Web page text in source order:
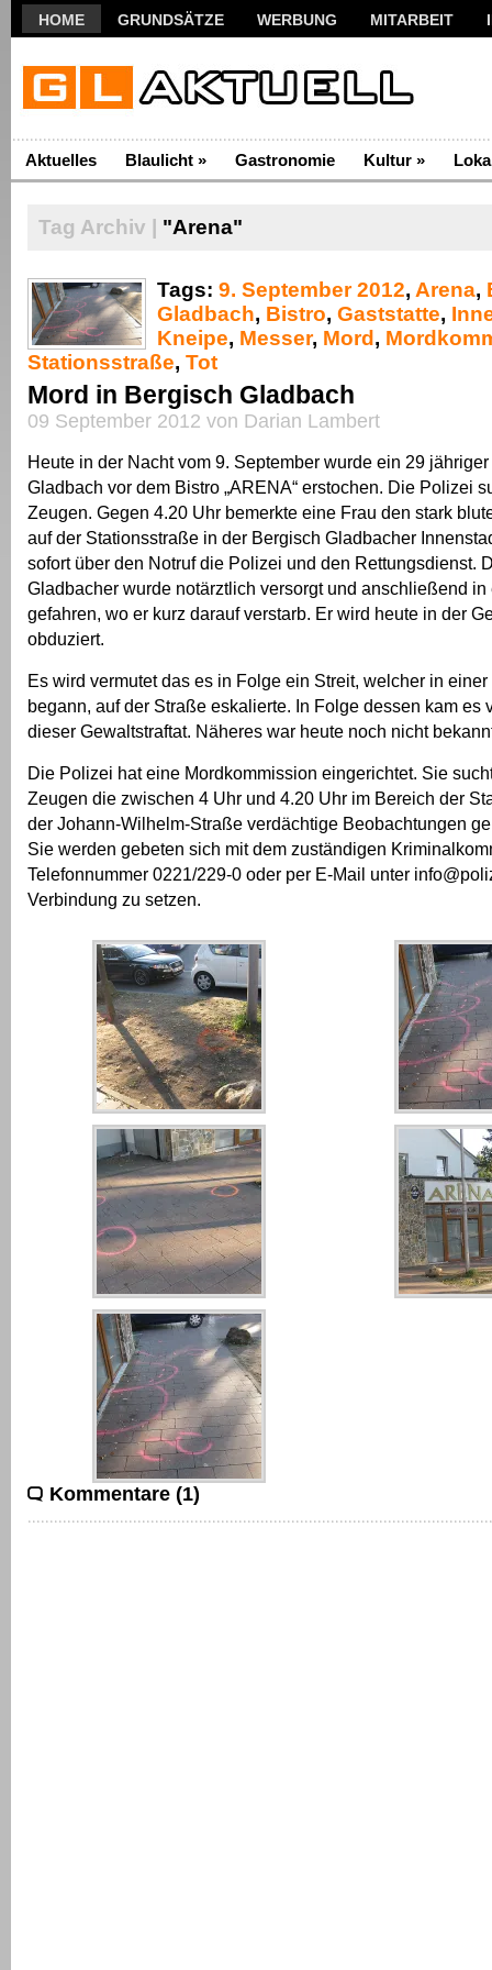
HOME GRUNDSÄTZE WERBUNG MITARBEIT
Aktuelles Blaulicht » Gastronomie Kultur »
Tag Archiv | "Arena"
Tags: 9. September 2012, Arena,
Gladbach, Bistro, Gaststatte,
Kneipe, Messer, Mord ,
Stationsstraße, Tot
Mord in Bergisch Gladbach
09 September 2012 von Darian Lambert
Heute in der Nacht vom 9. September wurde ein 29
Gladbach vor dem Bistro „ARENA“ erstochen. Die Polizei
Zeugen. Gegen 4.20 Uhr bemerkte eine Frau den stark
auf der Stationsstraße in der Bergisch Gladbacher
sofort über den Notruf die Polizei und den Rettungsdienst.
Gladbacher wurde notärztlich versorgt und anschließend
gefahren, wo er kurz darauf verstarb. Er wird heute in der
obduziert.
Es wird vermutet das es in Folge ein Streit, welcher in einer
begann, auf der Straße eskalierte. In Folge dessen kam es
dieser Gewaltstraftat. Näheres war heute noch nicht
Die Polizei hat eine Mordkommission eingerichtet. Sie
Zeugen die zwischen 4 Uhr und 4.20 Uhr im Bereich der
der Johann-Wilhelm-Straße verdächtige Beobachtungen
Sie werden gebeten sich mit dem zuständigen
Telefonnummer 0221/229-0 oder per E-Mail unter
Verbindung zu setzen.
Kommentare (1)